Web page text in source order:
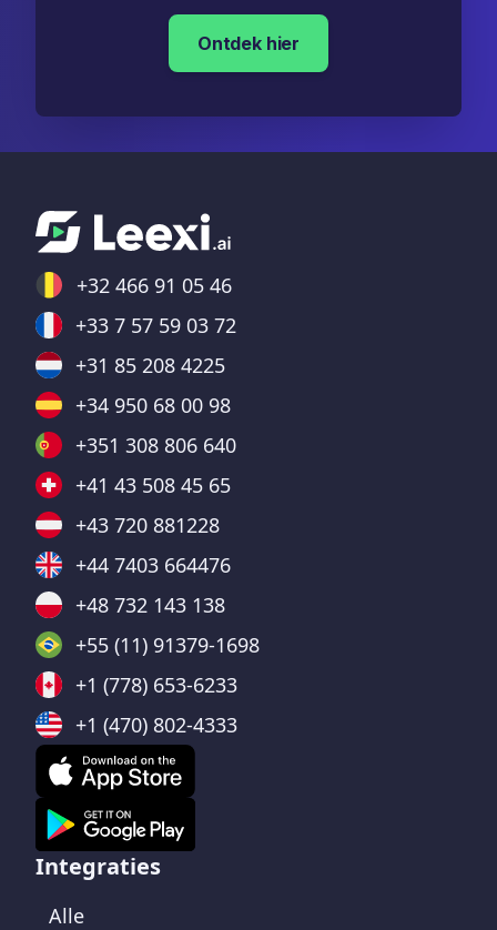
Ontdek hier
+32 466 91 05 46
+33 7 57 59 03 72
+31 85 208 4225
+34 950 68 00 98
+351 308 806 640
+41 43 508 45 65
+43 720 881228
+44 7403 664476
+48 732 143 138
+55 (11) 91379-1698
+1 (778) 653-6233
+1 (470) 802-4333
Integraties
Alle